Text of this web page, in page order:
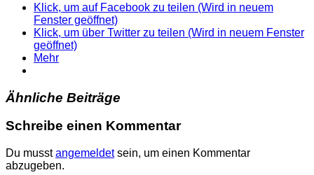
Klick, um auf Facebook zu teilen (Wird in neuem
Fenster geöffnet)
Klick, um über Twitter zu teilen (Wird in neuem Fenster
geöffnet)
Mehr
Ähnliche Beiträge
Schreibe einen Kommentar
Du musstangemeldetsein, um einen Kommentar
abzugeben.